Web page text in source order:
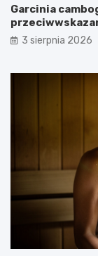
Garcinia
3 sierpnia 2026